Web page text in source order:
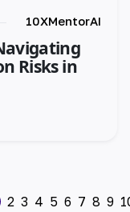
10XMentorAI
Risks in
2 3 4 5 6 7 8 9